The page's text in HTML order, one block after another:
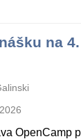
na
OpenCamp